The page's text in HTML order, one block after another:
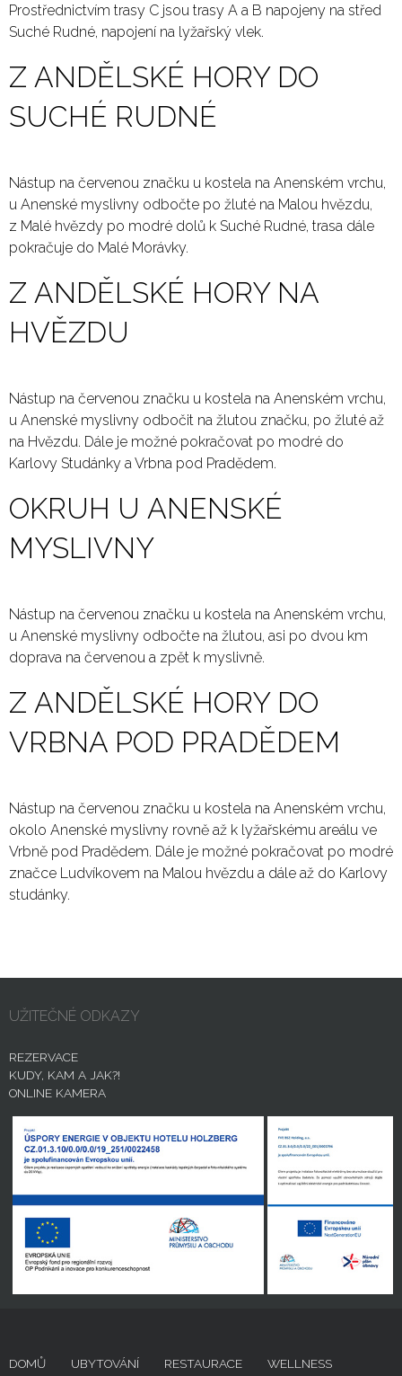
Prostřednictvím trasy C jsou trasy A a B napojeny na střed
Suché Rudné, napojení na lyžařský vlek.
Z ANDĚLSKÉ HORY DO
SUCHÉ RUDNÉ
Nástup na červenou značku u kostela na Anenském vrchu,
u Anenské myslivny odbočte po žluté na Malou hvězdu,
z Malé hvězdy po modré dolů k Suché Rudné, trasa dále
pokračuje do Malé Morávky.
Z ANDĚLSKÉ HORY NA
HVĚZDU
Nástup na červenou značku u kostela na Anenském vrchu,
u Anenské myslivny odbočit na žlutou značku, po žluté až
na Hvězdu. Dále je možné pokračovat po modré do
Karlovy Studánky a Vrbna pod Pradědem.
OKRUH U ANENSKÉ
MYSLIVNY
Nástup na červenou značku u kostela na Anenském vrchu,
u Anenské myslivny odbočte na žlutou, asi po dvou km
doprava na červenou a zpět k myslivně.
Z ANDĚLSKÉ HORY DO
VRBNA POD PRADĚDEM
Nástup na červenou značku u kostela na Anenském vrchu,
okolo Anenské myslivny rovně až k lyžařskému areálu ve
Vrbně pod Pradědem. Dále je možné pokračovat po modré
značce Ludvíkovem na Malou hvězdu a dále až do Karlovy
studánky.
UŽITEČNÉ ODKAZY
REZERVACE
KUDY, KAM A JAK?!
ONLINE KAMERA
DOMŮ UBYTOVÁNÍ RESTAURACE WELLNESS